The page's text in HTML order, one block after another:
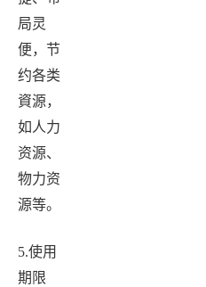
局灵
便，节
约各类
資源，
如人力
资源、
物力资
源等。
5.使用
期限